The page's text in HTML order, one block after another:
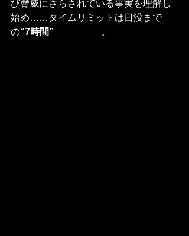
び脅威にさらされている事実を理解し
始め……タイムリミットは日没まで
の“7時間” ＿＿＿＿＿。